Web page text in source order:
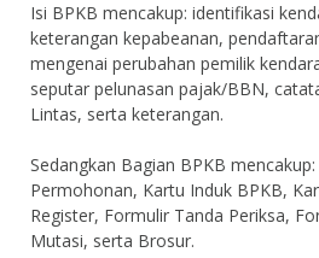
Isi BPKB mencakup: identifikasi
keterangan kepabeanan,
mengenai perubahan pemilik
seputar pelunasan pajak/BBN,
Lintas, serta keterangan.
Sedangkan Bagian BPKB
Permohonan, Kartu Induk BPKB,
Register, Formulir Tanda Periksa,
Mutasi, serta Brosur.